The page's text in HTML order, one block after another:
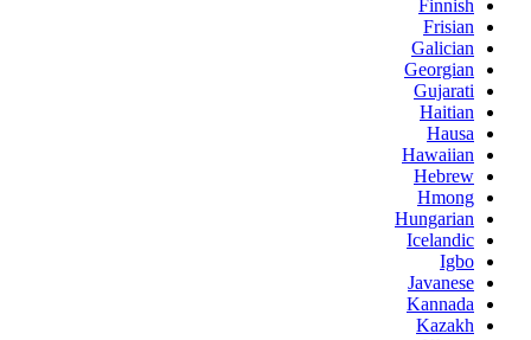
Finnish
Frisian
Galician
Georgian
Gujarati
Haitian
Hausa
Hawaiian
Hebrew
Hmong
Hungarian
Icelandic
Igbo
Javanese
Kannada
Kazakh